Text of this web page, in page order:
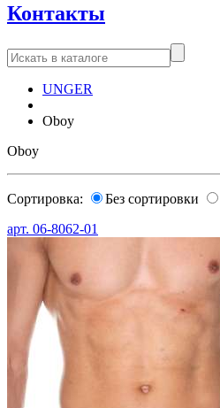
Контакты
UNGER
Oboy
Oboy
Сортировка: Без сортировки
арт. 06-8062-01